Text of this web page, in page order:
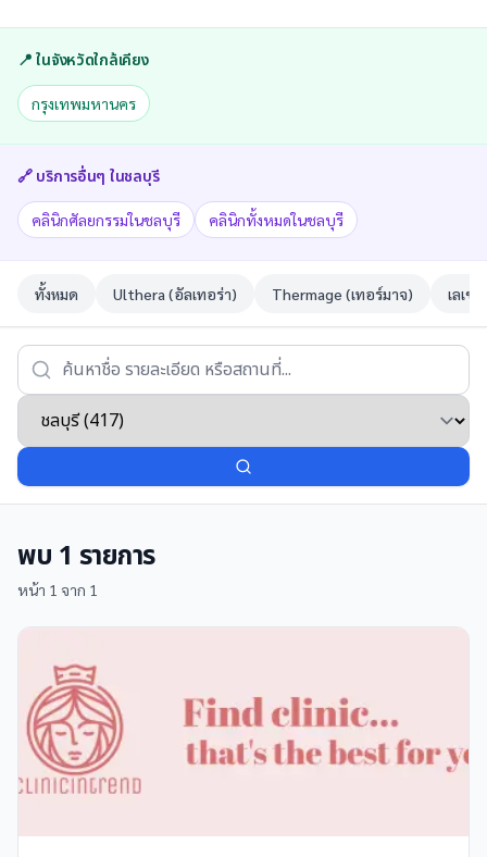
📍 ในจังหวัดใกล้เคียง
กรุงเทพมหานคร
🔗 บริการอื่นๆ ในชลบุรี
คลินิกศัลยกรรมในชลบุรี คลินิกทั้งหมดในชลบุรี
ทั้งหมด Ulthera (อัลเทอร่า) Thermage (เทอร์มาจ) เลเซ
พบ 1 รายการ
หน้า 1 จาก 1